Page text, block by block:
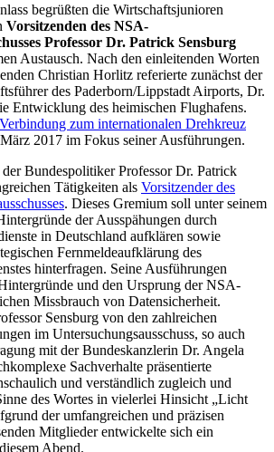
begrüßten die Wirtschaftsjunioren
Vorsitzenden des NSA-
Professor Dr. Patrick Sensburg
Austausch. Nach den einleitenden Worten
Christian Horlitz referierte zunächst der
des Paderborn/Lippstadt Airports, Dr.
Entwicklung des heimischen Flughafens.
Verbindung zum internationalen Drehkreuz
2017 im Fokus seiner Ausführungen.
Bundespolitiker Professor Dr. Patrick
Tätigkeiten als Vorsitzender des
. Dieses Gremium soll unter seinem
der Ausspähungen durch
in Deutschland aufklären sowie
Fernmeldeaufklärung des
hinterfragen. Seine Ausführungen
und den Ursprung der NSA-
Missbrauch von Datensicherheit.
Sensburg von den zahlreichen
im Untersuchungsausschuss, so auch
mit der Bundeskanzlerin Dr. Angela
Sachverhalte präsentierte
und verständlich zugleich und
des Wortes in vielerlei Hinsicht „Licht
der umfangreichen und präzisen
Mitglieder entwickelte sich ein
Abend.